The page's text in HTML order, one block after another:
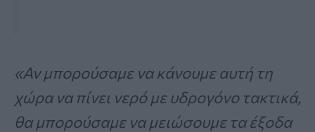
«Αν μπορούσαμε να κάνουμε αυτή τη
χώρα να πίνει νερό με υδρογόνο τακτικά,
θα μπορούσαμε να μειώσουμε τα έξοδα